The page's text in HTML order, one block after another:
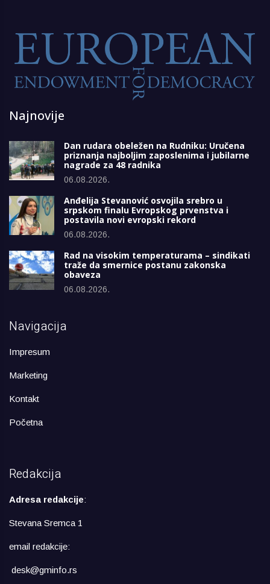
Najnovije
Dan rudara obeležen na Rudniku: Uručena
priznanja najboljim zaposlenima i jubilarne
nagrade za 48 radnika
06.08.2026.
Anđelija Stevanović osvojila srebro u
srpskom finalu Evropskog prvenstva i
postavila novi evropski rekord
06.08.2026.
Rad na visokim temperaturama – sindikati
traže da smernice postanu zakonska
obaveza
06.08.2026.
Navigacija
Impresum
Marketing
Kontakt
Početna
Redakcija
Adresa redakcije:
Stevana Sremca 1
email redakcije:
desk@gminfo.rs